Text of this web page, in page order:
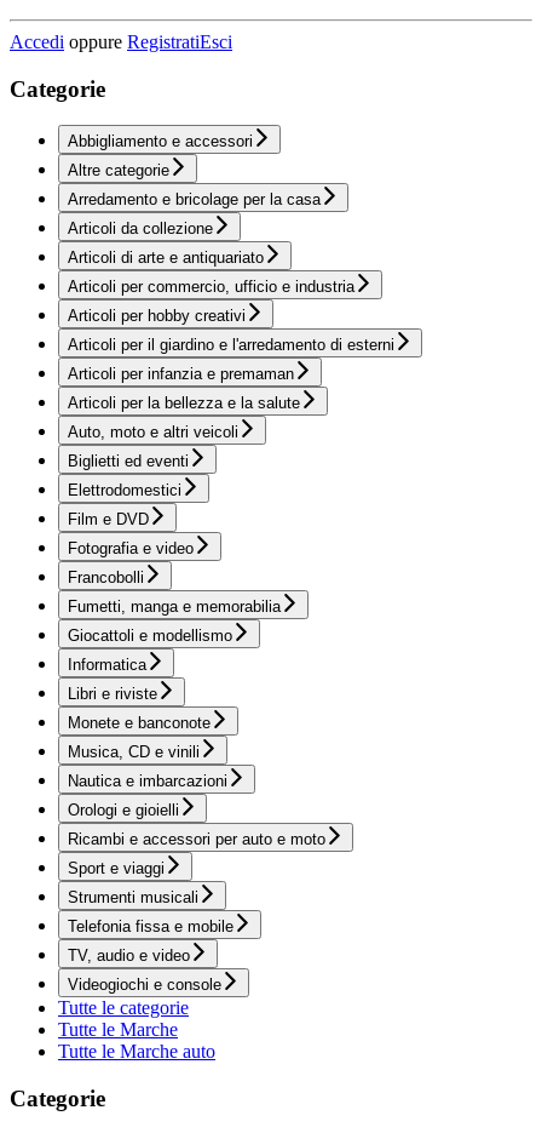
Accedi oppure RegistratiEsci
Categorie
Abbigliamento e accessori
Altre categorie
Arredamento e bricolage per la casa
Articoli da collezione
Articoli di arte e antiquariato
Articoli per commercio, ufficio e industria
Articoli per hobby creativi
Articoli per il giardino e l'arredamento di esterni
Articoli per infanzia e premaman
Articoli per la bellezza e la salute
Auto, moto e altri veicoli
Biglietti ed eventi
Elettrodomestici
Film e DVD
Fotografia e video
Francobolli
Fumetti, manga e memorabilia
Giocattoli e modellismo
Informatica
Libri e riviste
Monete e banconote
Musica, CD e vinili
Nautica e imbarcazioni
Orologi e gioielli
Ricambi e accessori per auto e moto
Sport e viaggi
Strumenti musicali
Telefonia fissa e mobile
TV, audio e video
Videogiochi e console
Tutte le categorie
Tutte le Marche
Tutte le Marche auto
Categorie